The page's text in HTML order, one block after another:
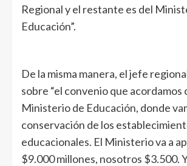
Regional y el restante es del
Educación”.
De la misma manera, el jefe
sobre “el convenio que acordamos
Ministerio de Educación, donde
conservación de los
educacionales. El Ministerio va a
$9.000 millones, nosotros $3.500.